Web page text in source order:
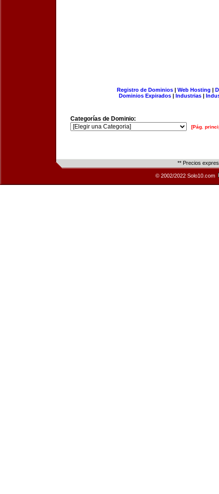
Registro de Dominios| Web Hosting |
Dominios Expirados | Industrias |
Categorías de Dominio:
[Pág.
** Precios
© 2002/2022 Solo10.com